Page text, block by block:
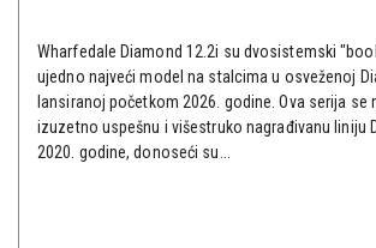
Wharfedale Diamond 12.2i su dvosistemski
ujedno najveći model na stalcima u osveženoj
lansiranoj početkom 2026. godine. Ova serija se
izuzetno uspešnu i višestruko nagrađivanu liniju
2020. godine, donoseći su...